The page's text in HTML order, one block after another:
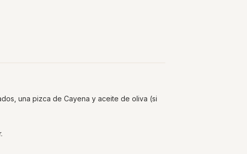
una pizca de Cayena y aceite de oliva (si